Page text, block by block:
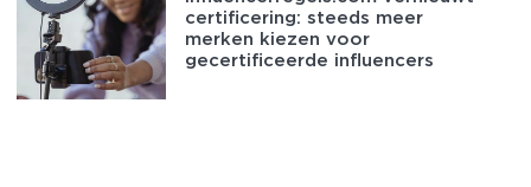
certificering: steeds meer
merken kiezen voor
gecertificeerde influencers